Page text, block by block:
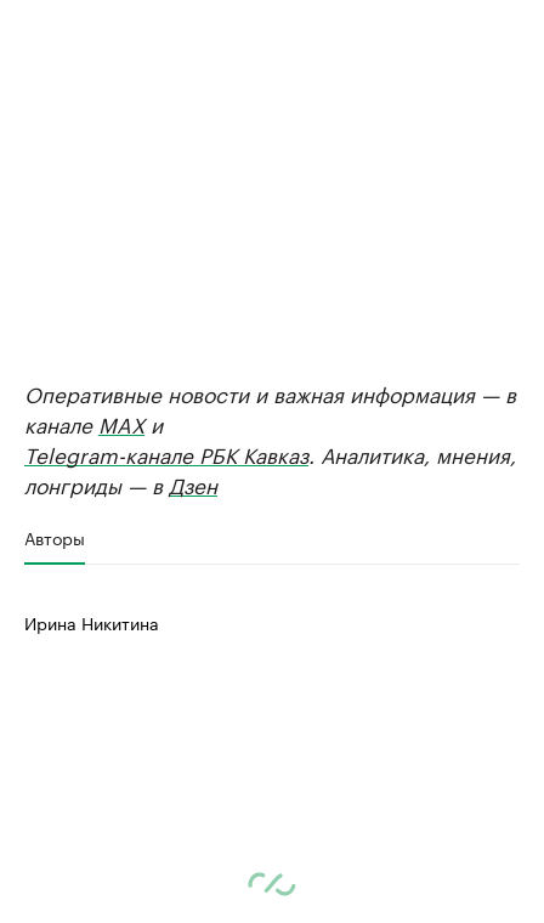
Оперативные новости и важная информация — в
канале MAXи
Telegram-канале РБК Кавказ. Аналитика, мнения,
лонгриды — в Дзен
Авторы
Ирина Никитина